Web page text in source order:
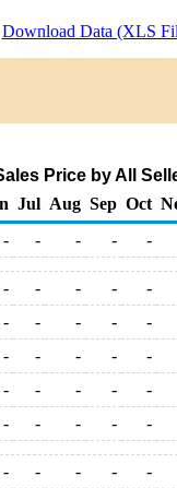
Download Data (XLS
Price by All
Jul Aug Sep Oct
- - - - -
- - - - -
- - - - -
- - - - -
- - - - -
- - - - -
- - - - -